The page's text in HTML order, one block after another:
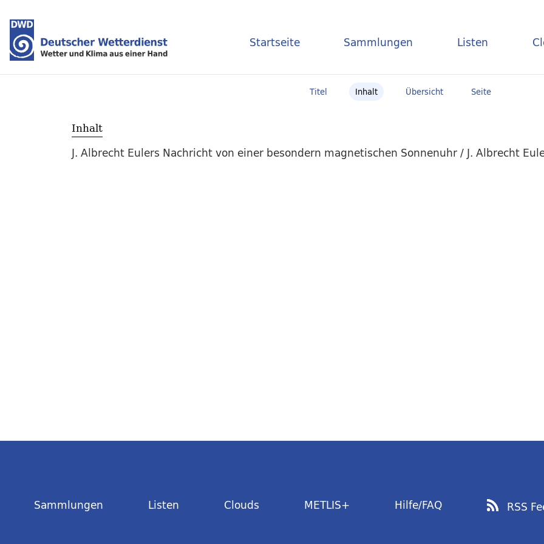
Startseite Sammlungen Listen
Titel Inhalt Übersicht Seite
Inhalt
J. Albrecht Eulers Nachricht von einer besondern magnetischen Sonnenuhr / J. Albrecht
Sammlungen Listen Clouds METLIS+ Hilfe/FAQ RSS